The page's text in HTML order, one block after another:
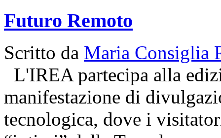
Futuro Remoto
Scritto da Maria Consiglia
L'IREA partecipa alla
manifestazione di
tecnologica, dove i